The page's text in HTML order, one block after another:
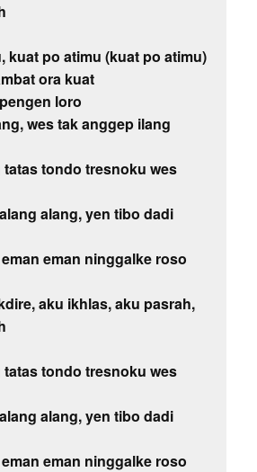
kuat po atimu (kuat po atimu)
ora kuat
loro
wes tak anggep ilang
tondo tresnoku wes
alang, yen tibo dadi
eman ninggalke roso
aku ikhlas, aku pasrah,
tondo tresnoku wes
alang, yen tibo dadi
eman ninggalke roso